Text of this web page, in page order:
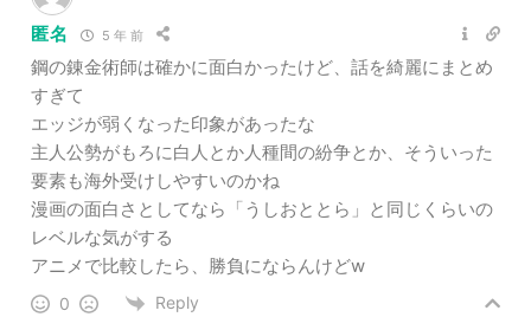
匿名 5 年 前
鋼の錬金術師は確かに面白かったけど、話を綺麗にまとめ
すぎて
エッジが弱くなった印象があったな
主人公勢がもろに白人とか人種間の紛争とか、そういった
要素も海外受けしやすいのかね
漫画の面白さとしてなら「うしおととら」と同じくらいの
レベルな気がする
アニメで比較したら、勝負にならんけどw
0 Reply